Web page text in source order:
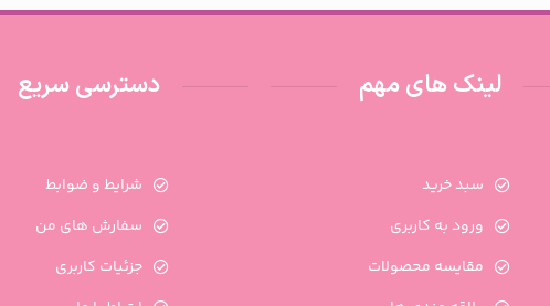
لینک های مهم
سبد خرید
ورود به کاربری
مقایسه محصولات
دسترسی سریع
شرایط و ضوابط
سفارش های من
جزئیات کاربری